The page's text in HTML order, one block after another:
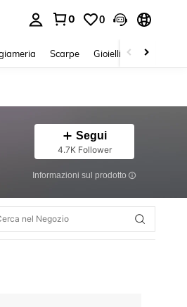
0 0
Scarpe Gioielli E Accessori
Segui
4.7K Follower
Informazioni sul prodotto